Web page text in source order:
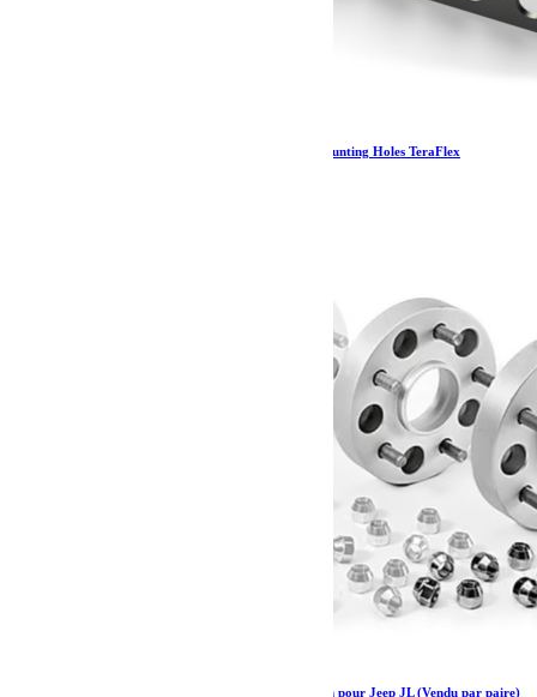
Universal Front Brake Line Anchor Kit w/5 Mounting Holes TeraFlex
HOFMANN Elargisseurs de voies Jeep + 30 mm pour Jeep JL (Vendu par paire)